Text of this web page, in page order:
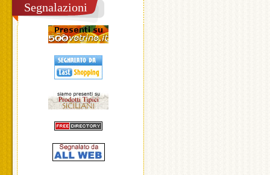
Segnalazioni